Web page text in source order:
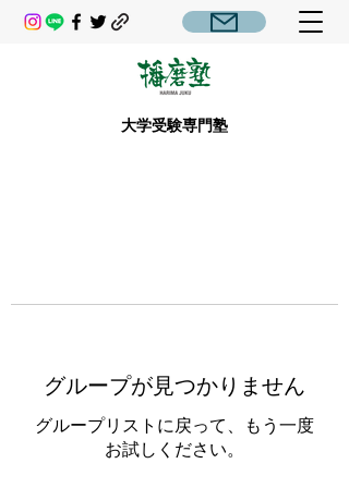
大学受験専門塾
グループが見つかりません
グループリストに戻って、もう一度
お試しください。